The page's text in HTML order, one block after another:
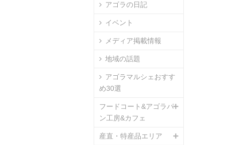
アゴラの日記
イベント
メディア掲載情報
地域の話題
アゴラマルシェおすす
め30選
フードコート&アゴラパ
ン工房&カフェ
産直・特産品エリア